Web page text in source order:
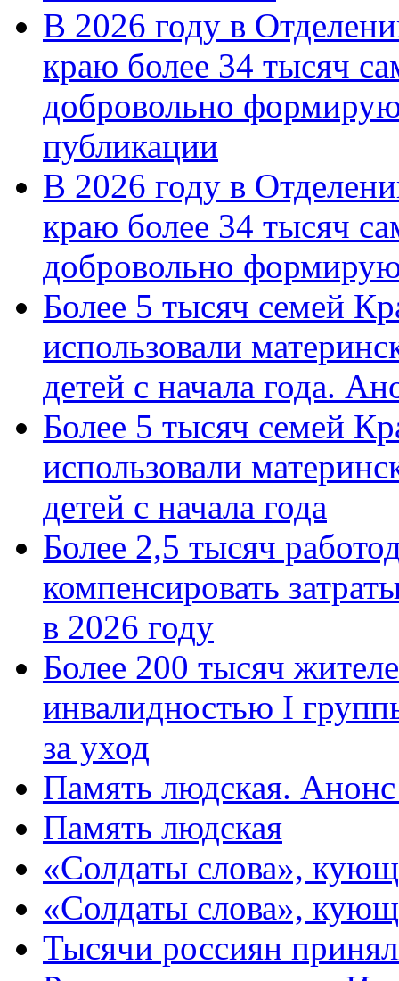
В 2026 году в
краю более 34 тысяч
добровольно
публикации
В 2026 году в
краю более 34 тысяч
добровольно
Более 5 тысяч семей
использовали
детей с начала года.
Более 5 тысяч семей
использовали
детей с начала года
Более 2,5 тысяч
компенсировать
в 2026 году
Более 200 тысяч
инвалидностью I
за уход
Память людская.
Память людская
«Солдаты слова»,
«Солдаты слова»,
Тысячи россиян